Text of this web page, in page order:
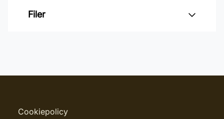
Varumärke: OSMO
Penselborste, Roller, Spackel, Trasa
Filer
Cookiepolicy